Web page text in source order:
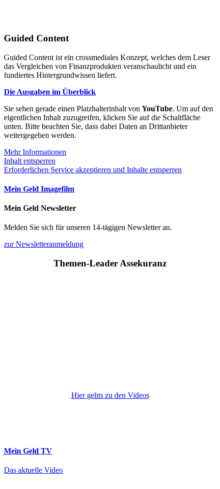
Guided Content
Guided Content ist ein crossmediales Konzept, welches dem Leser
das Vergleichen von Finanzprodukten veranschaulicht und ein
fundiertes Hintergrundwissen liefert.
Die Ausgaben im Überblick
Sie sehen gerade einen Platzhalterinhalt von YouTube. Um auf den
eigentlichen Inhalt zuzugreifen, klicken Sie auf die Schaltfläche
unten. Bitte beachten Sie, dass dabei Daten an Drittanbieter
weitergegeben werden.
Mehr Informationen
Inhalt entsperren
Erforderlichen Service akzeptieren und Inhalte entsperren
Mein Geld Imagefilm
Mein Geld Newsletter
Melden Sie sich für unseren 14-tägigen Newsletter an.
zur Newsletteranmeldung
Themen-Leader Assekuranz
Hier gehts zu den Videos
Mein Geld TV
Das aktuelle Video